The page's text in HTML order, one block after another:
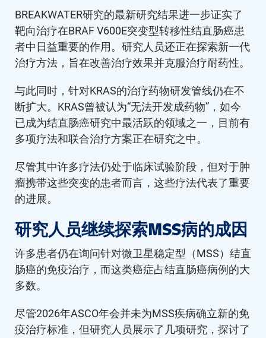
BREAKWATER研究的最新研究结果进一步证实了
靶向治疗在BRAF V600E突变型转移性结直肠癌患
者中日益重要的作用。研究人员还正在探索新一代
治疗方法，旨在改善治疗效果并克服治疗耐药性。
与此同时，针对KRAS的治疗药物研发管线仍在不
断扩大。KRAS曾被认为“无法开发成药物”，如今
已成为结直肠癌研究中最活跃的领域之一，目前有
多项疗法和联合治疗方案正在研究之中。
尽管其中许多疗法仍处于临床试验阶段，但对于肿
瘤携带这些突变的患者而言，这些疗法代表了重要
的进展。
研究人员继续探索MSS病的成因
许多患者仍在询问针对微卫星稳定型（MSS）结直
肠癌的免疫治疗，而这类癌症占结直肠癌病例的大
多数。
尽管2026年ASCO年会并未为MSS疾病确立新的免
疫治疗标准，但研究人员展示了几项研究，探讨了